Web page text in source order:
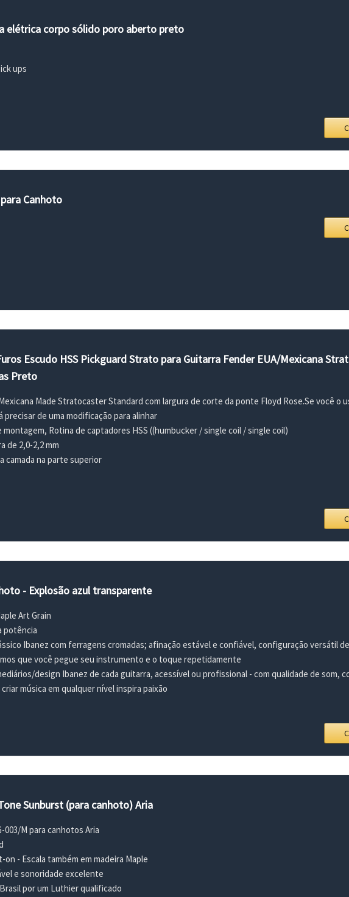
elétrica corpo sólido poro aberto preto
ups
Canhoto
Escudo HSS Pickguard Strato para Guitarra Fender EUA/Mexicana
Preto
Made Stratocaster Standard com largura de corte da ponte Floyd Rose.Se você o
de uma modificação para alinhar
Rotina de captadores HSS ((humbucker / single coil / single coil)
de 2,0-2,2 mm
camada na parte superior
- Explosão azul transparente
Art Grain
potência
Ibanez com ferragens cromadas; afinação estável e confiável, configuração versátil
que você pegue seu instrumento e o toque repetidamente
design Ibanez de cada guitarra, acessível ou profissional - com qualidade de som,
música em qualquer nível inspira paixão
Sunburst (para canhoto) Aria
M para canhotos Aria
- Escala também em madeira Maple
e sonoridade excelente
por um Luthier qualificado